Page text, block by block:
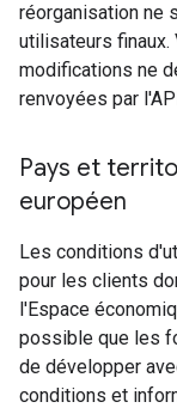
réorganisation ne
utilisateurs
modifications ne
renvoyées par
Pays et
européen
Les conditions
pour les clients
l'Espace
possible que les
de développer
conditions et